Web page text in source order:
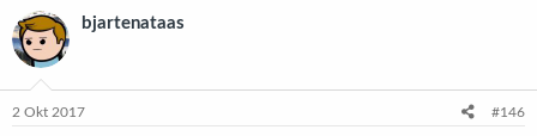
bjartenataas
2 Okt 2017 #146